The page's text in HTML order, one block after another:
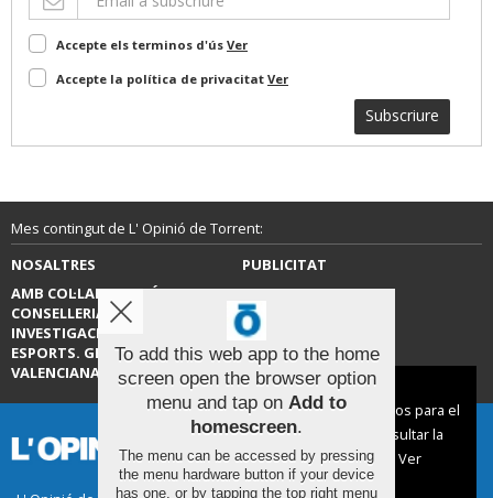
Accepte els terminos d'ús Ver
Accepte la política de privacitat Ver
Subscriure
Mes contingut de L' Opinió de Torrent:
NOSALTRES
PUBLICITAT
AMB COL·LABORACIÓ DE LA
CONSELLERIA D’EDUCACIÓ,
INVESTIGACIÓ, CULTURA I
ESPORTS. GENERALITAT
VALENCIANA.
CONTACTE
To add this web app to the home
screen open the browser option
menu and tap on Add to
homescreen.
The menu can be accessed by pressing
the menu hardware button if your device
has one, or by tapping the top right menu
Aviso sobre el Uso de cookies:
Utilizamos cookies nuestras y de terceros para el
funcionamiento del digital. Puedes consultar la
lista de cookies y como desconectarlas.
Ver
nuestra Política de Privacidad y Cookies